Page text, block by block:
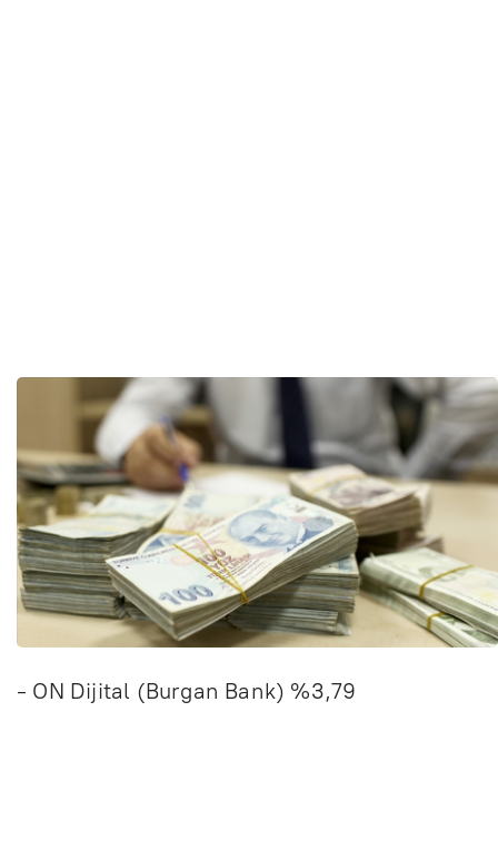
- ON Dijital (Burgan Bank) %3,79